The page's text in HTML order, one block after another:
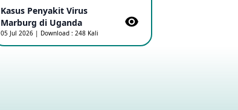
Update Penyakit Virus Hanta
Tipe HPS di Kapal Pesiar MV
Hondius
08 May 2026
Kasus Penyakit Virus
Marburg di Uganda
05 Jul 2026 | Download : 248 Kali